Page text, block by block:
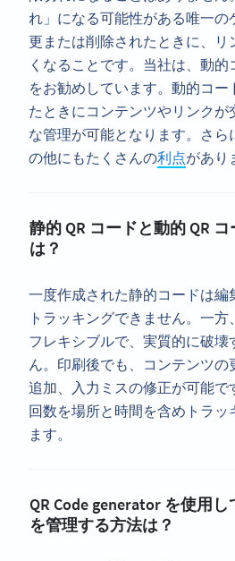
れ」になる可能性がある唯一の
更または削除されたときに、リ
くなることです。当社は、動的
をお勧めしています。動的コー
たときにコンテンツやリンクが
な管理が可能となります。さら
の他にもたくさんの利点があり
静的 QR コードと動的 QR
は？
一度作成された静的コードは編
トラッキングできません。一
フレキシブルで、実質的に破壊
ん。印刷後でも、コンテンツ
追加、入力ミスの修正が可能で
回数を場所と時間を含めトラッ
ます。
QR Code generator を使用し
を管理する方法は？